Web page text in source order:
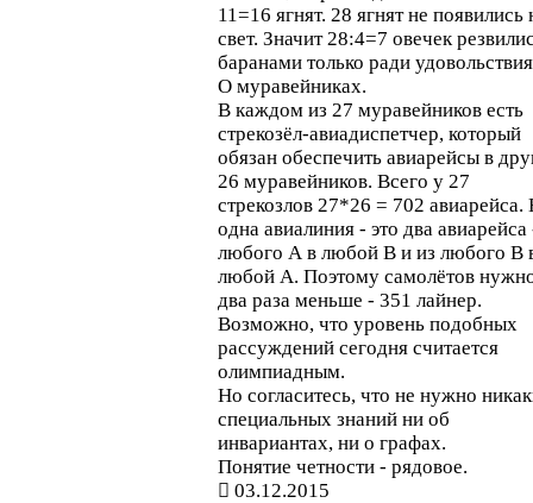
11=16 ягнят. 28 ягнят не появились
свет. Значит 28:4=7 овечек
баранами только ради
О муравейниках.
В каждом из 27 муравейников есть
стрекозёл-авиадиспетчер, который
обязан обеспечить авиарейсы в
26 муравейников. Всего у 27
стрекозлов 27*26 = 702 авиарейса.
одна авиалиния - это два авиарейса
любого А в любой В и из любого В
любой А. Поэтому самолётов
два раза меньше - 351 лайнер.
Возможно, что уровень подобных
рассуждений сегодня считается
олимпиадным.
Но согласитесь, что не нужно
специальных знаний ни об
инвариантах, ни о графах.
Понятие четности - рядовое.
03.12.2015